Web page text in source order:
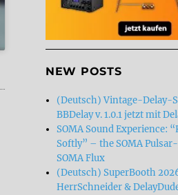
NEW POSTS
(Deutsch) Vintage-Delay-
BBDelay v. 1.0.1 jetzt mit
SOMA Sound Experience:
Softly” – the SOMA
SOMA Flux
(Deutsch) SuperBooth
HerrSchneider &